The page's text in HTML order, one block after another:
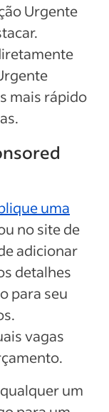
Urgente
mais rápido
uma
no site de
adicionar
detalhes
para seu
vagas
um